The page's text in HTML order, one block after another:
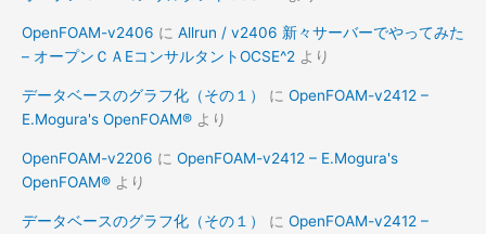
OpenFOAM-v2406 に Allrun / v2406 新々サーバーでやってみた
– オープンＣＡEコンサルタントOCSE^2 より
データベースのグラフ化（その１） に OpenFOAM-v2412 –
E.Mogura's OpenFOAM® より
OpenFOAM-v2206 に OpenFOAM-v2412 – E.Mogura's
OpenFOAM® より
データベースのグラフ化（その１） に OpenFOAM-v2412 –